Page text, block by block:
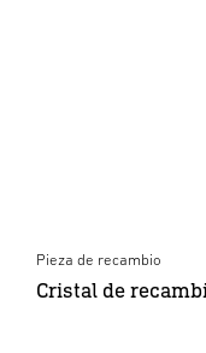
Pieza de recambio
Cristal de